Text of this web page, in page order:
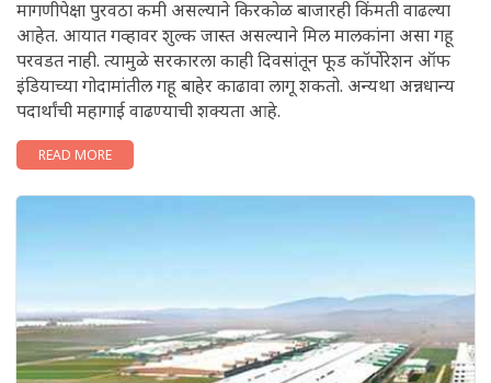
मागणीपेक्षा पुरवठा कमी असल्याने किरकोळ बाजारही किंमती वाढल्या
आहेत. आयात गव्हावर शुल्क जास्त असल्याने मिल मालकांना असा गहू
परवडत नाही. त्यामुळे सरकारला काही दिवसांतून फूड कॉर्पोरेशन ऑफ
इंडियाच्या गोदामांतील गहू बाहेर काढावा लागू शकतो. अन्यथा अन्नधान्य
पदार्थांची महागाई वाढण्याची शक्यता आहे.
READ MORE